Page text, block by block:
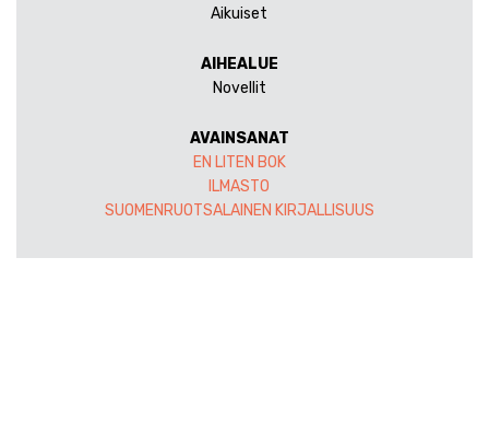
Aikuiset
AIHEALUE
Novellit
AVAINSANAT
EN LITEN BOK
ILMASTO
SUOMENRUOTSALAINEN KIRJALLISUUS